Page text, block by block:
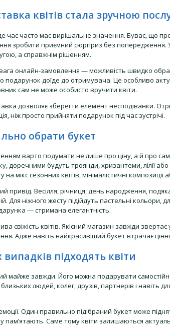
квітів стала зручною
час часто має вирішальне значення. Буває, що
зробити приємний сюрприз без попередження. У
а справжнім рішенням.
онлайн-замовлення — можливість швидко
доїде до отримувача. Це особливо
сам не може особисто вручити квіти.
дозволяє зберегти елемент несподіванки.
ніж просто прийняти подарунок під час зустрічі.
обрати букет
варто подумати не лише про ціну, а й про
доречними будуть троянди, хризантеми, лілії
на мікс сезонних квітів, мінімалістичні
привід. Весілля, річниця, день народження,
Для ніжного жесту підійдуть пастельні кольори,
— стримана елегантність.
свіжість квітів. Якісний магазин завжди
Адже навіть найкрасивіший букет втрачає
підходять квіти
майже завжди. Його можна подарувати
людей, колег, друзів, партнерів і навіть
Один правильно підібраний букет може
Саме тому квіти залишаються